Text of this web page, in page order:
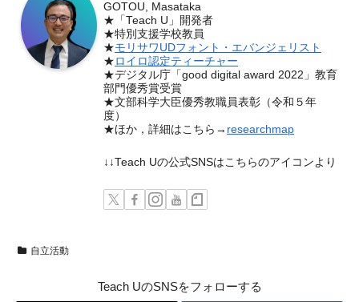
GOTOU, Masataka
★「Teach U」開発者
★特別支援学校教員
★モリサワUDフォント・エバンジェリスト
★ ロイロ認定ティーチャー
★デジタル庁「good digital award 2022」教育
部門優秀賞受賞
★文部科学大臣優秀教職員表彰（令和５年
度）
★ほか，詳細はこちら→ researchmap
↓↓Teach Uの公式SNSはこちらのアイコンより
自立活動
Teach UのSNSをフォローする